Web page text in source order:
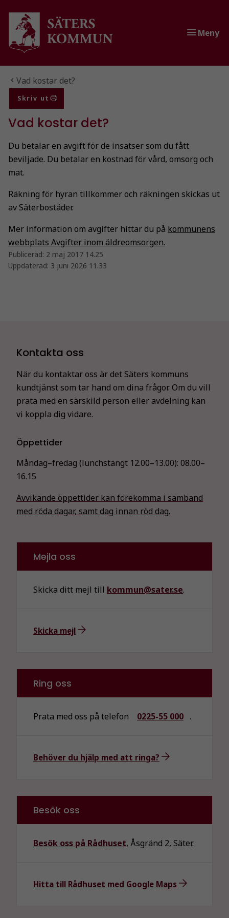
Gå till innehåll
Gå till huvudmeny
Gå till sidomeny
Meny
Du är här:
Vad kostar det?
Skriv ut
Vad kostar det?
Du betalar en avgift för de insatser som du fått
beviljade. Du betalar en kostnad för vård, omsorg och
mat.
Räkning för hyran tillkommer och räkningen skickas ut
av Säterbostäder.
Mer information om avgifter hittar du på kommunens
webbplats Avgifter inom äldreomsorgen.
Publicerad: 2 maj 2017 14.25
Uppdaterad: 3 juni 2026 11.33
Kontakta oss
När du kontaktar oss är det Säters kommuns
kundtjänst som tar hand om dina frågor. Om du vill
prata med en särskild person eller avdelning kan
vi koppla dig vidare.
Öppettider
Måndag–fredag (lunchstängt 12.00–13.00): 08.00–
16.15
Avvikande öppettider kan förekomma i samband
med röda dagar, samt dag innan röd dag.
Mejla oss
Skicka ditt mejl till kommun@sater.se.
Skicka mejl
Ring oss
Prata med oss på telefon 0225-55 000 .
Behöver du hjälp med att ringa?
Besök oss
Besök oss på Rådhuset, Åsgränd 2, Säter.
Hitta till Rådhuset med Google Maps